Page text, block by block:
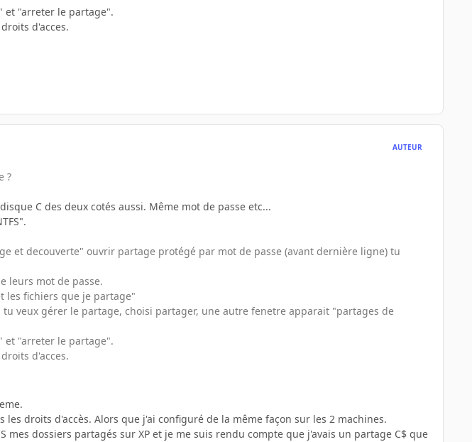
et "arreter le partage".
d'acces.
AUTEUR
?
C des deux cotés aussi. Même mot de passe etc...
et decouverte" ouvrir partage protégé par mot de passe (avant dernière ligne) tu
leurs mot de passe.
les fichiers que je partage"
veux gérer le partage, choisi partager, une autre fenetre apparait "partages de
et "arreter le partage".
d'acces.
droits d'accès. Alors que j'ai configuré de la même façon sur les 2 machines.
dossiers partagés sur XP et je me suis rendu compte que j'avais un partage C$ que